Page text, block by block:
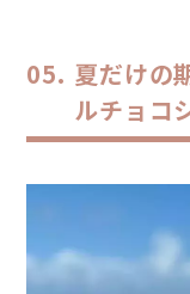
夏だけの
ルチョコ